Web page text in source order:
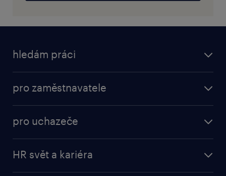
hledám práci
pro zaměstnavatele
pro uchazeče
HR svět a kariéra